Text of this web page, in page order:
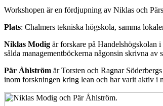
Workshopen är en fördjupning av Niklas och
Plats: Chalmers tekniska högskola, samma
Niklas Modig är forskare på Handelshögskolan
sålda managementböckerna någonsin skrivna av
Pär Åhlström är Torsten och Ragnar
inom forskningen kring lean och har varit aktiv i